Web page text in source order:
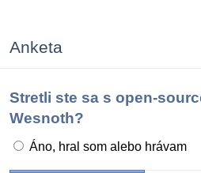
Anketa
Stretli ste sa s open-
Wesnoth?
Áno, hral som alebo hrávam